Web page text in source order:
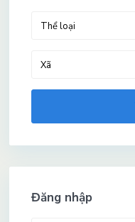
Thể loại
Xã
Đăng nhập